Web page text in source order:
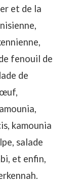
et de la
fenouil de
de
,
,
, kamounia
, salade
, et enfin,